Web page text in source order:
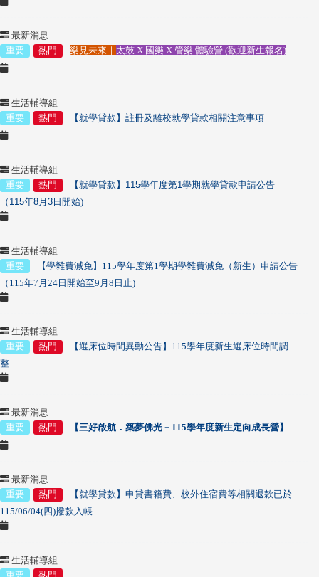
最新消息
重要
熱門 樂見未來｜ 太鼓 X 國樂 X 管樂 體驗營 (歡迎新生報名)
生活輔導組
重要
熱門 【就學貸款】註冊及離校就學貸款相關注意事項
生活輔導組
重要
熱門 【就學貸款】 115學年度第1學期就學貸款申請公告
（ 115年8月 3 日開始)
生活輔導組
重要
【學雜費減免】 115學年度第1學期學雜費減免（新生）申請公告
（115年7月24日開始至9月8日止)
生活輔導組
重要
熱門
【選床位時間異動公告】115學年度新生選床位時間調
整
最新消息
重要
熱門 【三好啟航．築夢佛光－115學年度新生定向成長營】
最新消息
重要
熱門
【就學貸款】申貸書籍費、校外住宿費等相關退款已於
115/06/04(四)撥款入帳
生活輔導組